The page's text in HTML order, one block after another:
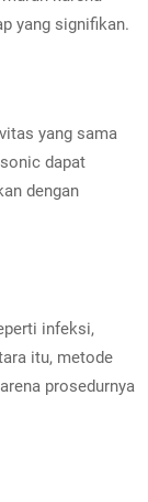
yang signifikan.
yang sama
dapat
dengan
infeksi,
itu, metode
prosedurnya